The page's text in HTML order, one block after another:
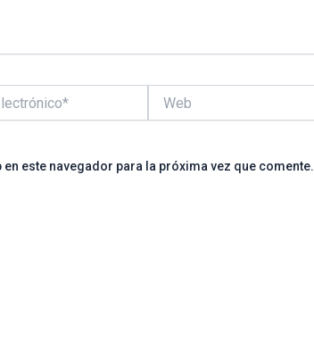
este navegador para la próxima vez que comente.